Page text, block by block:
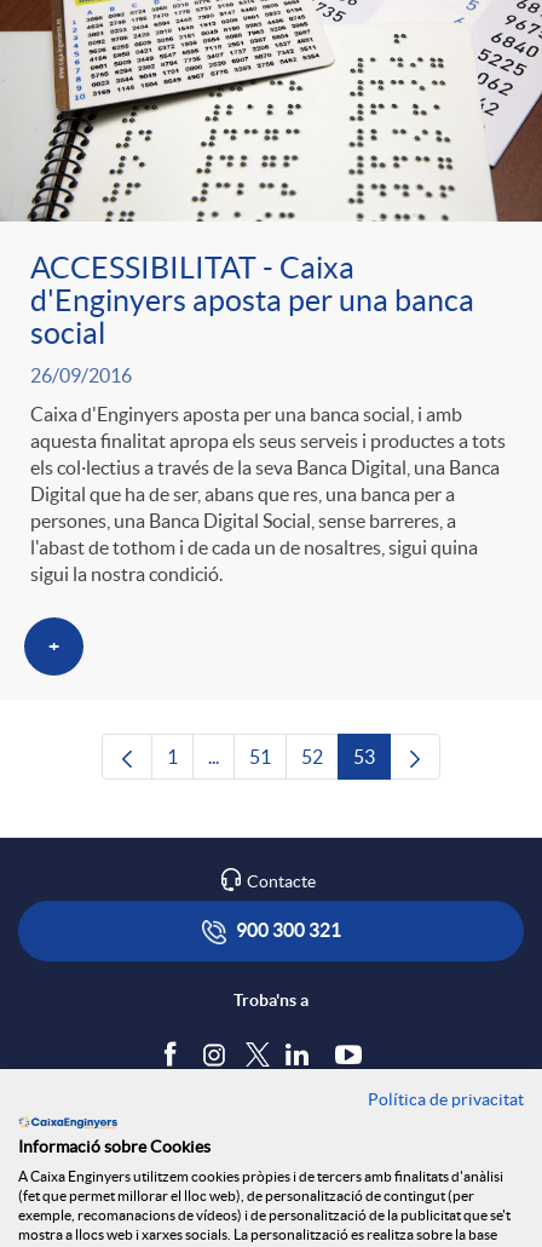
ACCESSIBILITAT - Caixa
d'Enginyers aposta per una banca
social
26/09/2016
Caixa d'Enginyers aposta per una banca social, i amb
aquesta finalitat apropa els seus serveis i productes a tots
els col·lectius a través de la seva Banca Digital, una Banca
Digital que ha de ser, abans que res, una banca per a
persones, una Banca Digital Social, sense barreres, a
l'abast de tothom i de cada un de nosaltres, sigui quina
sigui la nostra condició.
+
Pàgina
1 ...Pàgines intermèdies Utilitzeu TAB per
Pàgina
51 Pàgina
52 Pàgina
53
Contacte
900 300 321
Troba'ns a
Política de cookies
Avís legal
Política de privacitat
Informació sobre Cookies
A Caixa Enginyers utilitzem cookies pròpies i de tercers amb finalitats d'anàlisi
(fet que permet millorar el lloc web), de personalització de contingut (per
exemple, recomanacions de vídeos) i de personalització de la publicitat que se't
mostra a llocs web i xarxes socials. La personalització es realitza sobre la base